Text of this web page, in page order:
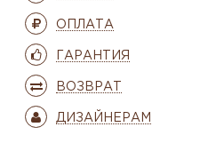
ОПЛАТА
ГАРАНТИЯ
ВОЗВРАТ
ДИЗАЙНЕРАМ